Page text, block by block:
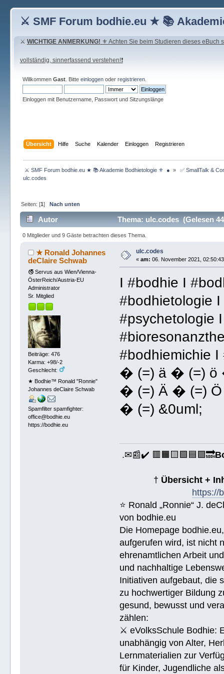
⚔ SMF Forum bodhie.eu ★ 📚
⚔ WICHTIGE ANMERKUNG! ⚜ Achten Sie beim Studieren dieses eBuch
vollständig, sinnerfassend verstehen!❗
Willkommen Gast. Bitte einloggenoder registrieren.
Einloggen mit Benutzername, Passwort und Sitzungslänge
Übersicht Hilfe Suche Kalender Einloggen Registrieren
⚔ SMF Forum bodhie.eu ★ 📚 Akademie Bodhietologie ⚜  ● »
✅ SmallTalk &
ulc.codes
Seiten: [1] Nach unten
Autor Thema: ulc.codes (Gelesen
0 Mitglieder und 9 Gäste betrachten dieses Thema.
★ Ronald Johannes
deClaire Schwab
🚭 Servus aus Wien/Vienna-
ÖsterReich/Austria-EU
Administrator
Sr. Mitglied
Beiträge: 476
Karma: +98/-2
Geschlecht:
★ Bodhie™ Ronald "Ronnie"
Johannes deClaire Schwab
Spamfilter spamfighter:
office@bodhie.eu
https://bodhie.eu
ulc.codes
« am: 06. November 2021,
I #bodhie I
#bodhietologie
#psychetologie
#bodhiemichie
� (=) ä � (=) ö
� (=) Ä � (=)
� (=) &0uml;
.✉📰✔️ 🟥🟧🟨🟩🟦🟪🔜
† Übersicht +
https://
⭐️ Ronald „Ronnie“ J.
von bodhie.eu
Die Homepage
aufgerufen wird, ist nicht
ehrenamtlichen Arbeit
und nachhaltige
Initiativen aufgebaut, die
zu hochwertiger Bildung
gesund, bewusst und
zählen:
⚔ eVolksSchule Bodhie:
unabhängig von Alter,
Lernmaterialien zur
für Kinder, Jugendliche